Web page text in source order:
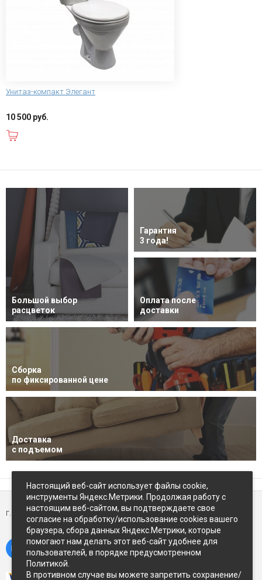
Унитаз-компакт Элегант
10 500 руб.
Большой выбор
расцветок
Гарантия
3 года!
Оплата после
доставки
Сборка
по фиксированной цене
Доставка
с подъемом
г. Петропавловск-Камчатский,ул Восточное-шоссе, д.5
Настоящий веб-сайт использует файлы cookie,
инструменты Яндекс.Метрики. Продолжая работу с
настоящим веб-сайтом, вы подтверждаете свое
согласие на обработку/использование cookies вашего
браузера, сбора данных Яндекс.Метрики, которые
помогают нам делать этот веб-сайт удобнее для
пользователей, в порядке предусмотренном
Политикой.
В противном случае вы можете запретить сохранение/